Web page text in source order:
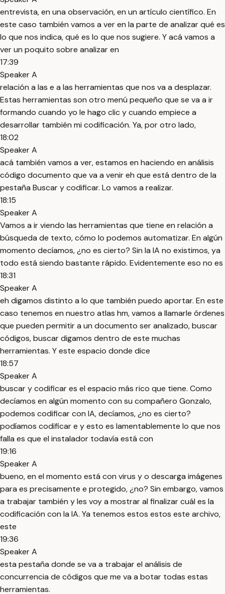
entrevista, en una observación, en un artículo científico. En
este caso también vamos a ver en la parte de analizar qué es
lo que nos indica, qué es lo que nos sugiere. Y acá vamos a
ver un poquito sobre analizar en
17:39
Speaker A
relación a las e a las herramientas que nos va a desplazar.
Estas herramientas son otro menú pequeño que se va a ir
formando cuando yo le hago clic y cuando empiece a
desarrollar también mi codificación. Ya, por otro lado,
18:02
Speaker A
acá también vamos a ver, estamos en haciendo en análisis
código documento que va a venir eh que está dentro de la
pestaña Buscar y codificar. Lo vamos a realizar.
18:15
Speaker A
Vamos a ir viendo las herramientas que tiene en relación a
búsqueda de texto, cómo lo podemos automatizar. En algún
momento decíamos, ¿no es cierto? Sin la IA no existimos, ya
todo está siendo bastante rápido. Evidentemente eso no es
18:31
Speaker A
eh digamos distinto a lo que también puedo aportar. En este
caso tenemos en nuestro atlas hm, vamos a llamarle órdenes
que pueden permitir a un documento ser analizado, buscar
códigos, buscar digamos dentro de este muchas
herramientas. Y este espacio donde dice
18:57
Speaker A
buscar y codificar es el espacio más rico que tiene. Como
decíamos en algún momento con su compañero Gonzalo,
podemos codificar con IA, decíamos, ¿no es cierto?
podíamos codificar e y esto es lamentablemente lo que nos
falla es que el instalador todavía está con
19:16
Speaker A
bueno, en el momento está con virus y o descarga imágenes
para es precisamente e protegido, ¿no? Sin embargo, vamos
a trabajar también y les voy a mostrar al finalizar cuál es la
codificación con la IA. Ya tenemos estos estos este archivo,
este
19:36
Speaker A
esta pestaña donde se va a trabajar el análisis de
concurrencia de códigos que me va a botar todas estas
herramientas.